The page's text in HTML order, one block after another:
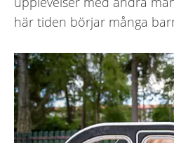
här tiden börjar många